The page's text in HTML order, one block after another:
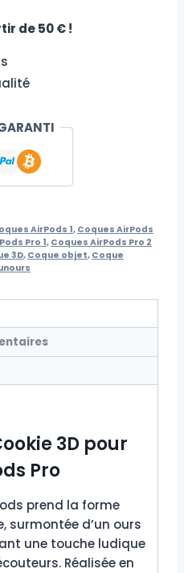
de 50 € !
AirPods 1, Coques AirPods
Pro 1, Coques AirPods Pro 2
3D, Coque objet, Coque
3D pour
Pro
prend la forme
surmontée d’un ours
une touche ludique
Réalisée en